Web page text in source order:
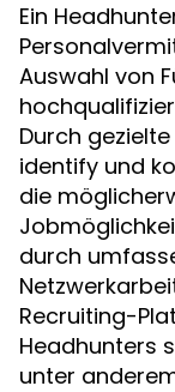
Ein
Auswahl von
Durch
identify und
die
durch
Recruiting-
Headhunters
unter